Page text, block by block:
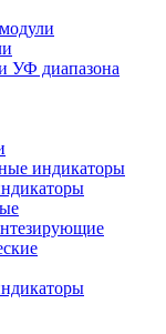
УФ диапазона
индикаторы